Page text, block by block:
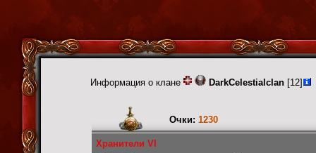
Информация о клане DarkCelestialclan [12]
Очки: 1230
Хранители VI